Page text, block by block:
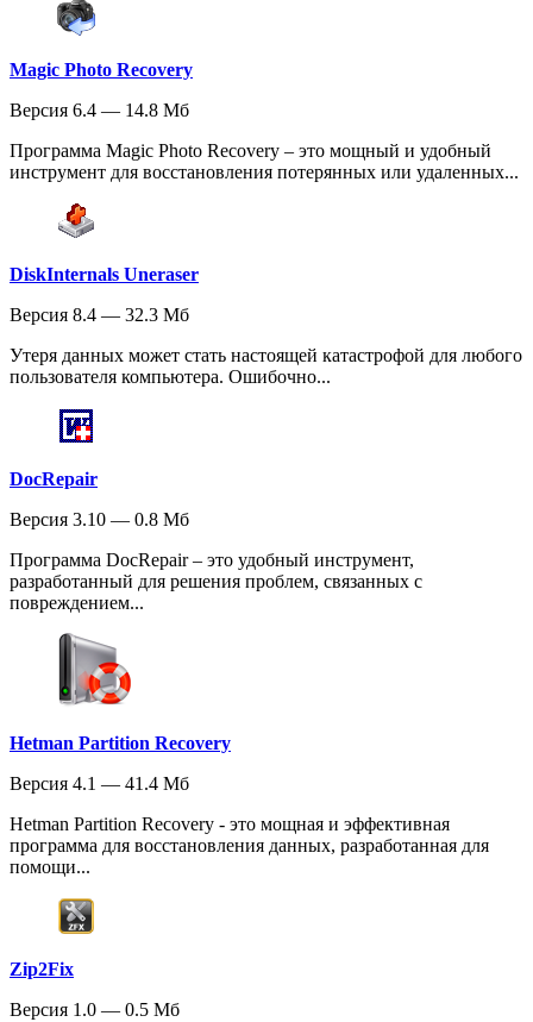
Magic Photo Recovery
Версия 6.4 — 14.8 Мб
Программа Magic Photo Recovery – это мощный и удобный
инструмент для восстановления потерянных или удаленных...
DiskInternals Uneraser
Версия 8.4 — 32.3 Мб
Утеря данных может стать настоящей катастрофой для любого
пользователя компьютера. Ошибочно...
DocRepair
Версия 3.10 — 0.8 Мб
Программа DocRepair – это удобный инструмент,
разработанный для решения проблем, связанных с
повреждением...
Hetman Partition Recovery
Версия 4.1 — 41.4 Мб
Hetman Partition Recovery - это мощная и эффективная
программа для восстановления данных, разработанная для
помощи...
Zip2Fix
Версия 1.0 — 0.5 Мб